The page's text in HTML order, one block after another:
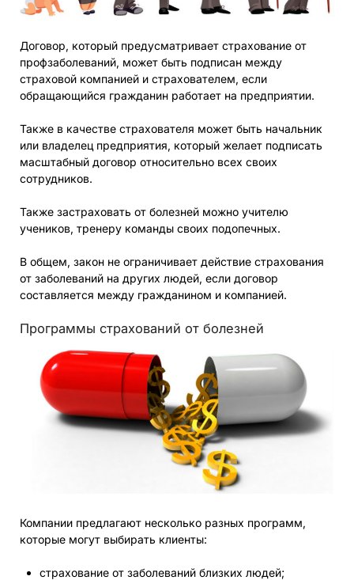
Договор, который предусматривает страхование от
профзаболеваний, может быть подписан между
страховой компанией и страхователем, если
обращающийся гражданин работает на предприятии.
Также в качестве страхователя может быть начальник
или владелец предприятия, который желает подписать
масштабный договор относительно всех своих
сотрудников.
Также застраховать от болезней можно учителю
учеников, тренеру команды своих подопечных.
В общем, закон не ограничивает действие страхования
от заболеваний на других людей, если договор
составляется между гражданином и компанией.
Программы страхований от болезней
Компании предлагают несколько разных программ,
которые могут выбирать клиенты:
страхование от заболеваний близких людей;